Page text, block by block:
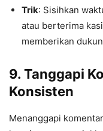
Trik: Sisihkan
atau berterima
memberikan
9. Tanggapi
Konsisten
Menanggapi